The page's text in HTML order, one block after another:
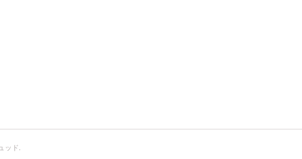
ッド.